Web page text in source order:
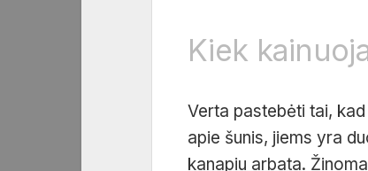
Kiek
Verta pastebėti tai, kad
apie šunis, jiems yra
kanapiu arbata.